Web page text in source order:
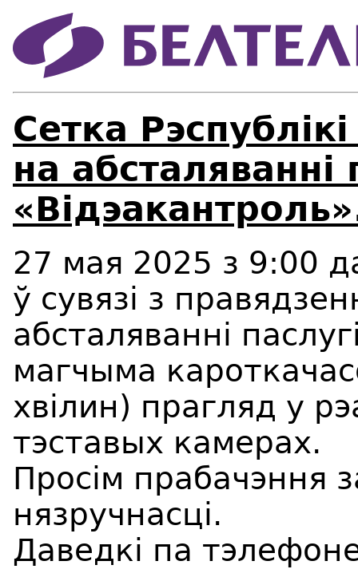
Сетка
на абсталяваннi
27 мая 2025 з 9:00
ў сувязі з
абсталяванні
магчыма
хвiлин) прагляд у
тэставых камерах.
Просім прабачэння
нязручнасці.
Даведкі па